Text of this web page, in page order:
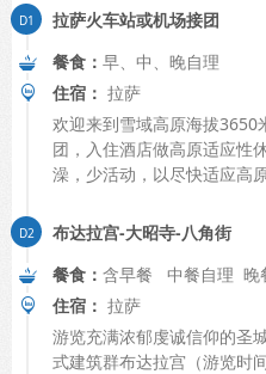
拉萨火车站或机场接团
餐食： 早、中、晚自理
住宿： 拉萨
欢迎来到雪域高原海拔3650
团，入住酒店做高原适应性
澡，少活动，以尽快适应高
布达拉宫-大昭寺-八角街
餐食： 含早餐 中餐自理 晚
住宿： 拉萨
游览充满浓郁虔诚信仰的圣
式建筑群布达拉宫（游览时